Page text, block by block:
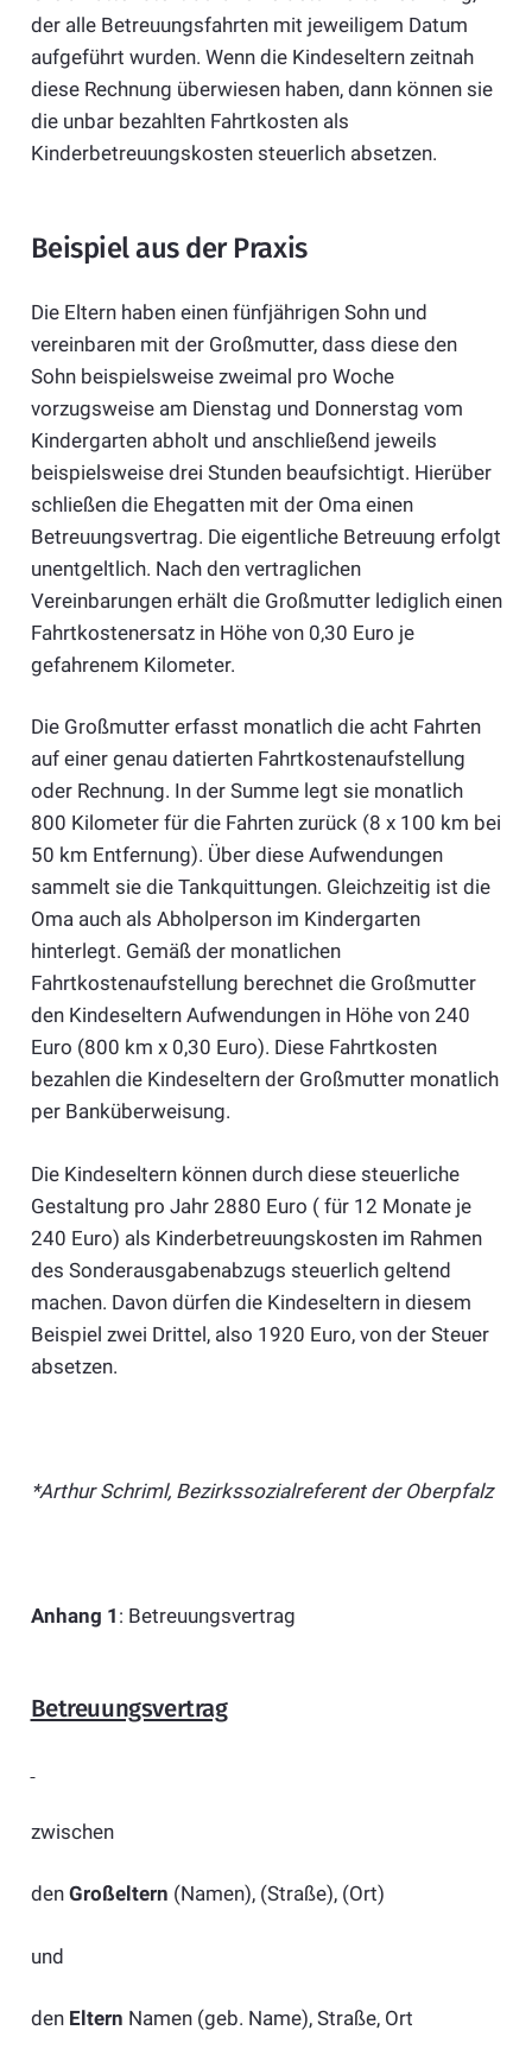
der alle Betreuungsfahrten mit jeweiligem Datum
aufgeführt wurden. Wenn die Kindeseltern zeitnah
diese Rechnung überwiesen haben, dann können sie
die unbar bezahlten Fahrtkosten als
Kinderbetreuungskosten steuerlich absetzen.
Beispiel aus der Praxis
Die Eltern haben einen fünfjährigen Sohn und
vereinbaren mit der Großmutter, dass diese den
Sohn beispielsweise zweimal pro Woche
vorzugsweise am Dienstag und Donnerstag vom
Kindergarten abholt und anschließend jeweils
beispielsweise drei Stunden beaufsichtigt. Hierüber
schließen die Ehegatten mit der Oma einen
Betreuungsvertrag. Die eigentliche Betreuung erfolgt
unentgeltlich. Nach den vertraglichen
Vereinbarungen erhält die Großmutter lediglich einen
Fahrtkostenersatz in Höhe von 0,30 Euro je
gefahrenem Kilometer.
Die Großmutter erfasst monatlich die acht Fahrten
auf einer genau datierten Fahrtkostenaufstellung
oder Rechnung. In der Summe legt sie monatlich
800 Kilometer für die Fahrten zurück (8 x 100 km bei
50 km Entfernung). Über diese Aufwendungen
sammelt sie die Tankquittungen. Gleichzeitig ist die
Oma auch als Abholperson im Kindergarten
hinterlegt. Gemäß der monatlichen
Fahrtkostenaufstellung berechnet die Großmutter
den Kindeseltern Aufwendungen in Höhe von 240
Euro (800 km x 0,30 Euro). Diese Fahrtkosten
bezahlen die Kindeseltern der Großmutter monatlich
per Banküberweisung.
Die Kindeseltern können durch diese steuerliche
Gestaltung pro Jahr 2880 Euro ( für 12 Monate je
240 Euro) als Kinderbetreuungskosten im Rahmen
des Sonderausgabenabzugs steuerlich geltend
machen. Davon dürfen die Kindeseltern in diesem
Beispiel zwei Drittel, also 1920 Euro, von der Steuer
absetzen.
*Arthur Schriml, Bezirkssozialreferent der Oberpfalz
Anhang 1 : Betreuungsvertrag
Betreuungsvertrag
zwischen
den Großeltern (Namen), (Straße), (Ort)
und
den Eltern Namen (geb. Name), Straße, Ort